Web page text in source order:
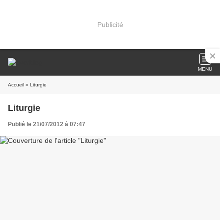
Publicité
MENU
Accueil » Liturgie
Liturgie
Publié le 21/07/2012 à 07:47